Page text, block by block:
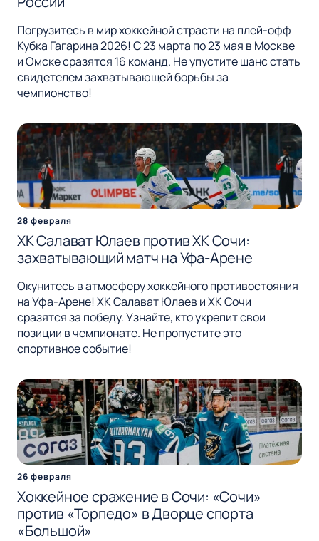
Погрузитесь в мир хоккейной страсти на плей-офф
Кубка Гагарина 2026! С 23 марта по 23 мая в Москве
и Омске сразятся 16 команд. Не упустите шанс стать
свидетелем захватывающей борьбы за
чемпионство!
28 февраля
ХК Салават Юлаев против ХК Сочи:
захватывающий матч на Уфа-Арене
Окунитесь в атмосферу хоккейного противостояния
на Уфа-Арене! ХК Салават Юлаев и ХК Сочи
сразятся за победу. Узнайте, кто укрепит свои
позиции в чемпионате. Не пропустите это
спортивное событие!
26 февраля
Хоккейное сражение в Сочи: «Сочи»
против «Торпедо» в Дворце спорта
«Большой»